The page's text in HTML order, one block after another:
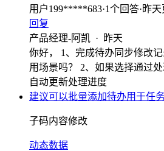
用户199*****683·1个回答·昨
回复
产品经理-阿凯 ·
昨天
你好， 1、完成待办同步修改
用场景吗？ 2、如果选择通过
自动更新处理进度
建议可以批量添加待办用于任
子码内容修改
动态数据